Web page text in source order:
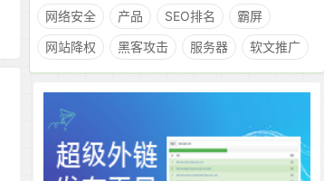
网络安全
产品 SEO排名
霸屏
网站降权
黑客攻击 服务器 软文推广